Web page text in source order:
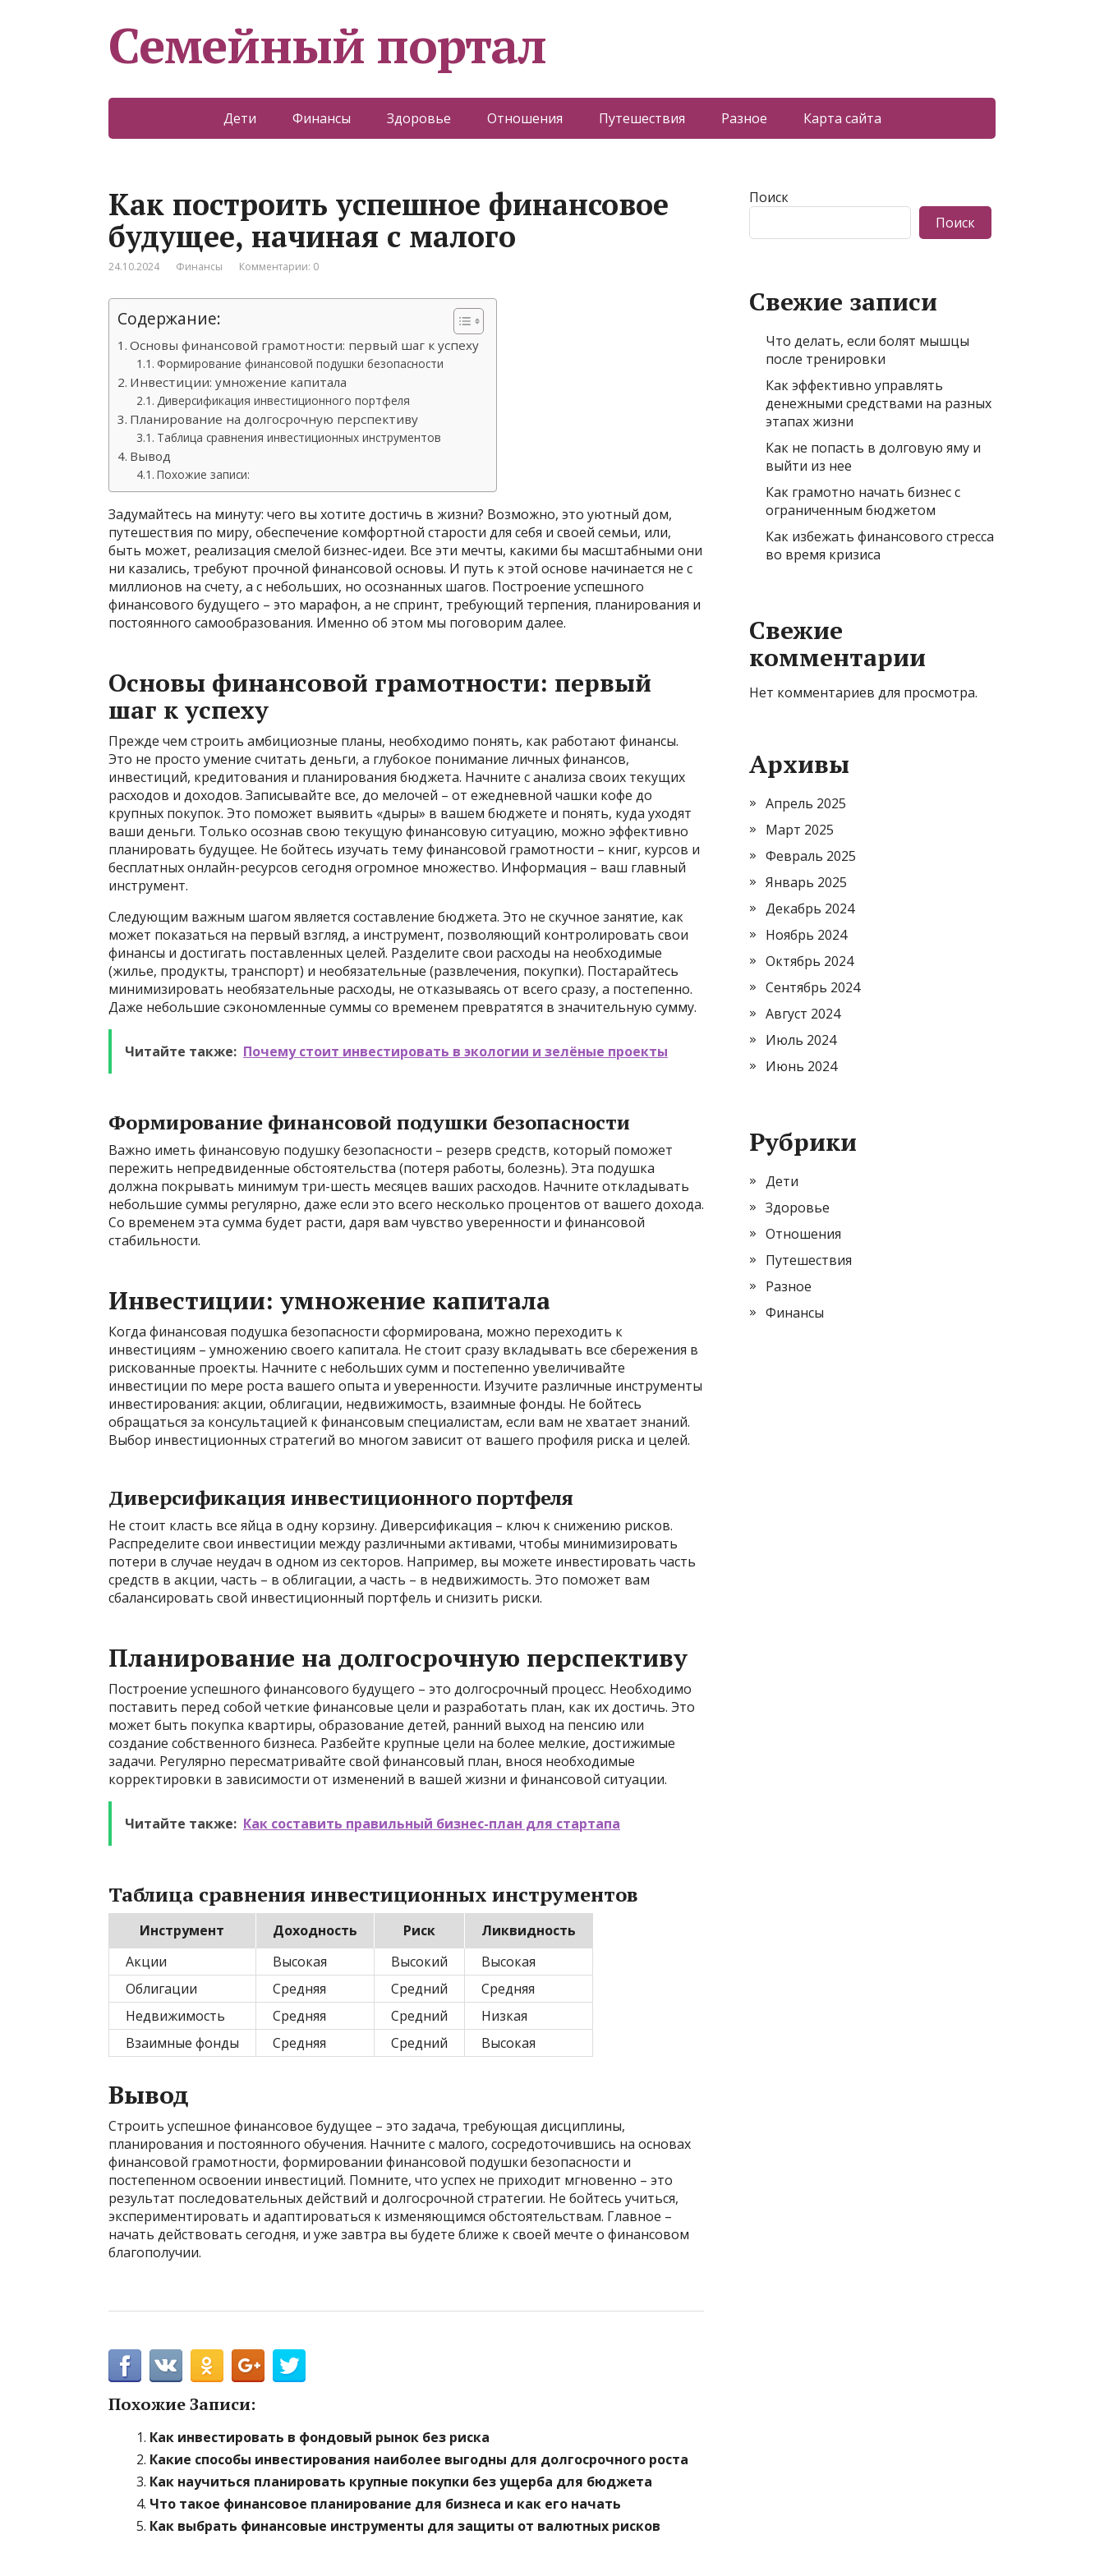
Семейный портал
Дети Финансы Здоровье Отношения Путешествия Разное Карта сайта
Как построить успешное финансовое
будущее, начиная с малого
24.10.2024 Финансы Комментарии: 0
Содержание:
Основы финансовой грамотности: первый шаг к успеху
Формирование финансовой подушки безопасности
Инвестиции: умножение капитала
Диверсификация инвестиционного портфеля
Планирование на долгосрочную перспективу
Таблица сравнения инвестиционных инструментов
Вывод
Похожие записи:
Задумайтесь на минуту: чего вы хотите достичь в жизни? Возможно, это уютный дом,
путешествия по миру, обеспечение комфортной старости для себя и своей семьи, или,
быть может, реализация смелой бизнес-идеи. Все эти мечты, какими бы масштабными они
ни казались, требуют прочной финансовой основы. И путь к этой основе начинается не с
миллионов на счету, а с небольших, но осознанных шагов. Построение успешного
финансового будущего – это марафон, а не спринт, требующий терпения, планирования и
постоянного самообразования. Именно об этом мы поговорим далее.
Основы финансовой грамотности: первый
шаг к успеху
Прежде чем строить амбициозные планы, необходимо понять, как работают финансы.
Это не просто умение считать деньги, а глубокое понимание личных финансов,
инвестиций, кредитования и планирования бюджета. Начните с анализа своих текущих
расходов и доходов. Записывайте все, до мелочей – от ежедневной чашки кофе до
крупных покупок. Это поможет выявить «дыры» в вашем бюджете и понять, куда уходят
ваши деньги. Только осознав свою текущую финансовую ситуацию, можно эффективно
планировать будущее. Не бойтесь изучать тему финансовой грамотности – книг, курсов и
бесплатных онлайн-ресурсов сегодня огромное множество. Информация – ваш главный
инструмент.
Следующим важным шагом является составление бюджета. Это не скучное занятие, как
может показаться на первый взгляд, а инструмент, позволяющий контролировать свои
финансы и достигать поставленных целей. Разделите свои расходы на необходимые
(жилье, продукты, транспорт) и необязательные (развлечения, покупки). Постарайтесь
минимизировать необязательные расходы, не отказываясь от всего сразу, а постепенно.
Даже небольшие сэкономленные суммы со временем превратятся в значительную сумму.
Читайте также: Почему стоит инвестировать в экологии и зелёные проекты
Формирование финансовой подушки безопасности
Важно иметь финансовую подушку безопасности – резерв средств, который поможет
пережить непредвиденные обстоятельства (потеря работы, болезнь). Эта подушка
должна покрывать минимум три-шесть месяцев ваших расходов. Начните откладывать
небольшие суммы регулярно, даже если это всего несколько процентов от вашего дохода.
Со временем эта сумма будет расти, даря вам чувство уверенности и финансовой
стабильности.
Инвестиции: умножение капитала
Когда финансовая подушка безопасности сформирована, можно переходить к
инвестициям – умножению своего капитала. Не стоит сразу вкладывать все сбережения в
рискованные проекты. Начните с небольших сумм и постепенно увеличивайте
инвестиции по мере роста вашего опыта и уверенности. Изучите различные инструменты
инвестирования: акции, облигации, недвижимость, взаимные фонды. Не бойтесь
обращаться за консультацией к финансовым специалистам, если вам не хватает знаний.
Выбор инвестиционных стратегий во многом зависит от вашего профиля риска и целей.
Диверсификация инвестиционного портфеля
Не стоит класть все яйца в одну корзину. Диверсификация – ключ к снижению рисков.
Распределите свои инвестиции между различными активами, чтобы минимизировать
потери в случае неудач в одном из секторов. Например, вы можете инвестировать часть
средств в акции, часть – в облигации, а часть – в недвижимость. Это поможет вам
сбалансировать свой инвестиционный портфель и снизить риски.
Планирование на долгосрочную перспективу
Построение успешного финансового будущего – это долгосрочный процесс. Необходимо
поставить перед собой четкие финансовые цели и разработать план, как их достичь. Это
может быть покупка квартиры, образование детей, ранний выход на пенсию или
создание собственного бизнеса. Разбейте крупные цели на более мелкие, достижимые
задачи. Регулярно пересматривайте свой финансовый план, внося необходимые
корректировки в зависимости от изменений в вашей жизни и финансовой ситуации.
Читайте также: Как составить правильный бизнес-план для стартапа
Таблица сравнения инвестиционных инструментов
Инструмент Доходность Риск
Ликвидность
Акции
Высокая Высокий
Высокая
Облигации
Средняя Средний
Средняя
Недвижимость
Средняя Средний
Низкая
Взаимные фонды
Средняя Средний Высокая
Вывод
Строить успешное финансовое будущее – это задача, требующая дисциплины,
планирования и постоянного обучения. Начните с малого, сосредоточившись на основах
финансовой грамотности, формировании финансовой подушки безопасности и
постепенном освоении инвестиций. Помните, что успех не приходит мгновенно – это
результат последовательных действий и долгосрочной стратегии. Не бойтесь учиться,
экспериментировать и адаптироваться к изменяющимся обстоятельствам. Главное –
начать действовать сегодня, и уже завтра вы будете ближе к своей мечте о финансовом
благополучии.
Похожие Записи:
Как инвестировать в фондовый рынок без риска
Какие способы инвестирования наиболее выгодны для долгосрочного роста
Как научиться планировать крупные покупки без ущерба для бюджета
Что такое финансовое планирование для бизнеса и как его начать
Как выбрать финансовые инструменты для защиты от валютных рисков
Поиск
Поиск
Свежие записи
Что делать, если болят мышцы
после тренировки
Как эффективно управлять
денежными средствами на разных
этапах жизни
Как не попасть в долговую яму и
выйти из нее
Как грамотно начать бизнес с
ограниченным бюджетом
Как избежать финансового стресса
во время кризиса
Свежие
комментарии
Нет комментариев для просмотра.
Архивы
Апрель 2025
Март 2025
Февраль 2025
Январь 2025
Декабрь 2024
Ноябрь 2024
Октябрь 2024
Сентябрь 2024
Август 2024
Июль 2024
Июнь 2024
Рубрики
Дети
Здоровье
Отношения
Путешествия
Разное
Финансы